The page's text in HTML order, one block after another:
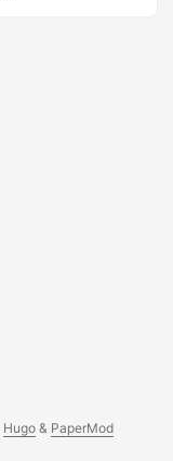
Hugo& PaperMod